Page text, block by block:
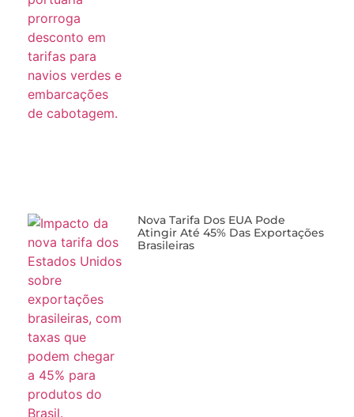
Nova Tarifa Dos EUA Pode
Atingir Até 45% Das Exportações
Brasileiras